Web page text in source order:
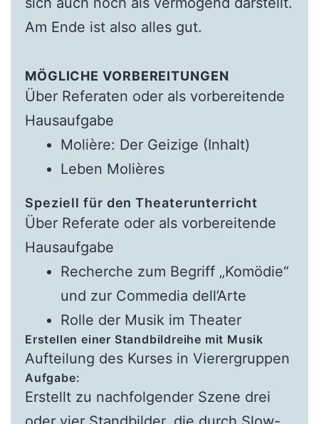
Am Ende ist also alles gut.
MÖGLICHE VORBEREITUNGEN
Über Referaten oder als vorbereitende
Hausaufgabe
Molière: Der Geizige (Inhalt)
Leben Molières
Speziell für den Theaterunterricht
Über Referate oder als vorbereitende
Hausaufgabe
Recherche zum Begriff „Komödie“
und zur Commedia dell’Arte
Rolle der Musik im Theater
Erstellen einer Standbildreihe mit Musik
Aufteilung des Kurses in Vierergruppen
Aufgabe:
Erstellt zu nachfolgender Szene drei